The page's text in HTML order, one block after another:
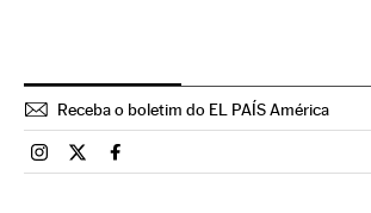
Receba o boletim do EL PAÍS América
Brasil El País Brasil en Instagram
Brasil El País Brasil en Twitter
Brasil El País Brasil en Facebook